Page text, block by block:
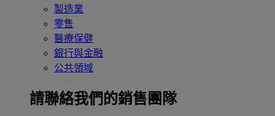
製造業
零售
醫療保健
銀行與金融
公共領域
請聯絡我們的銷售團隊